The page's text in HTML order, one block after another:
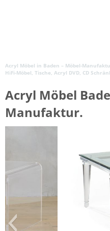
Acryl Möbel in Baden – Möbel-
HiFi-Möbel, Tische, Acryl DVD, CD
Acryl Möbel
Manufaktur.